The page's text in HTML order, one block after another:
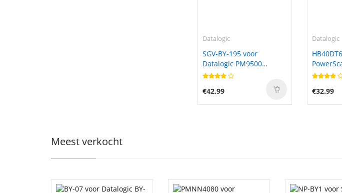
Datalogic
SGV-BY-195 voor
Datalogic PM9500
PM9501 PBT9500
€42.99
Datalogic
PD9501
€32.99
Meest verkocht